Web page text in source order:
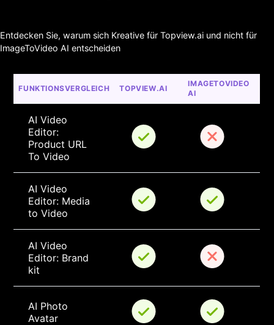
Entdecken Sie, warum sich Kreative für Topview.ai und nicht für
ImageToVideo AI entscheiden
FUNKTIONSVERGLEICH TOPVIEW.AI
IMAGETOVIDEO
AI
AI Video
Editor:
Product URL
To Video
AI Video
Editor: Media
to Video
AI Video
Editor: Brand
kit
AI Photo
Avatar